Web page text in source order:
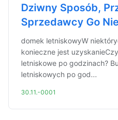
Dziwny Sposób,
Sprzedawcy Go
domek letniskowyW
konieczne jest
letniskowe po godzinach?
letniskowych po god...
30.11.-0001